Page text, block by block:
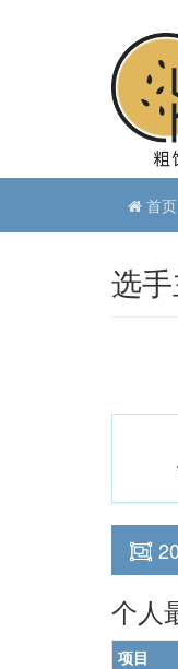
首页
选
个人
项目